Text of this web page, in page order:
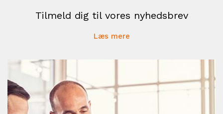
Tilmeld dig til vores nyhedsbrev
Læs mere